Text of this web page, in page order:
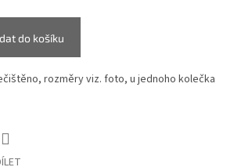
do košíku
rozměry viz. foto, u jednoho kolečka